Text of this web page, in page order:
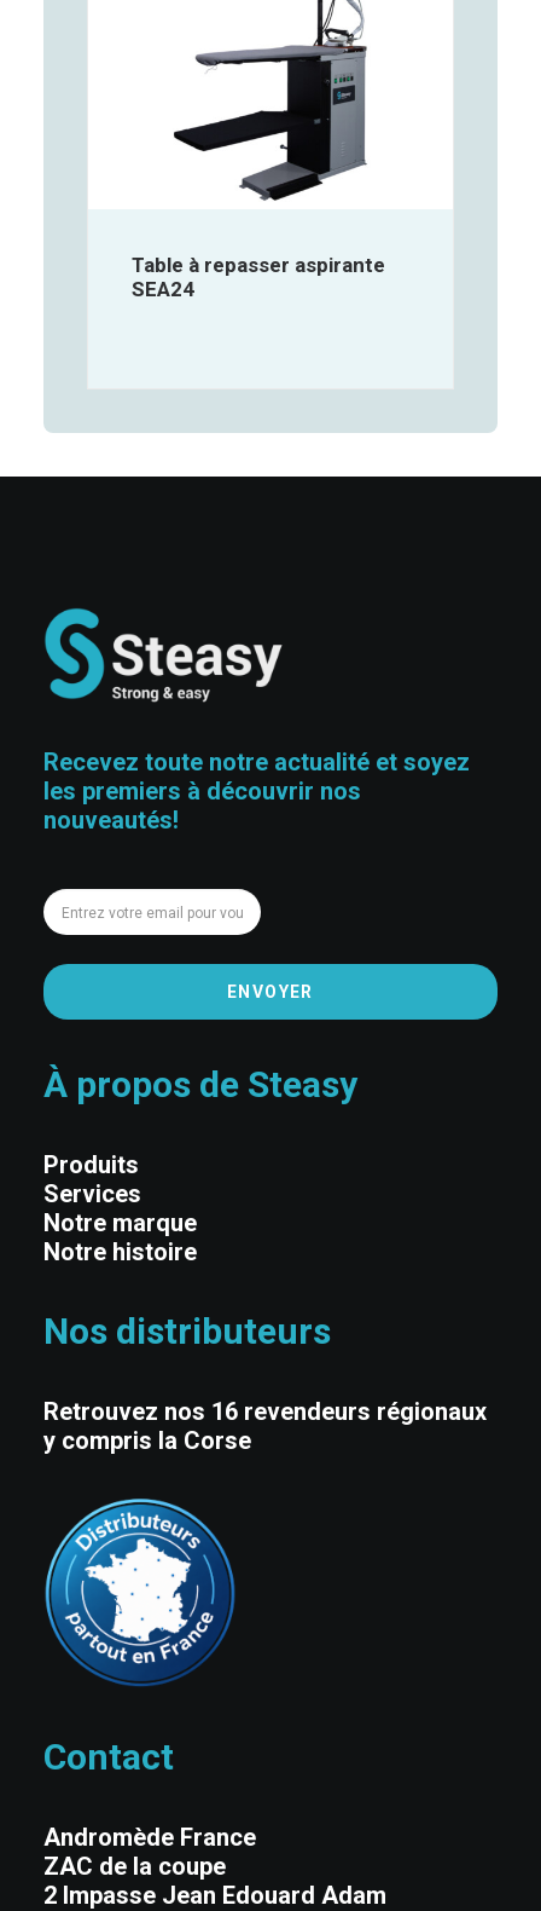
Table à repasser aspirante
SEA24
Recevez toute notre actualité et soyez
les premiers à découvrir nos
nouveautés!
Entrez
votre
pour
vous
À propos de Steasy
Produits
Services
Notre marque
Notre histoire
Nos distributeurs
Retrouvez nos 16 revendeurs régionaux
y compris la Corse
Contact
Andromède France
ZAC de la coupe
2 Impasse Jean Edouard Adam